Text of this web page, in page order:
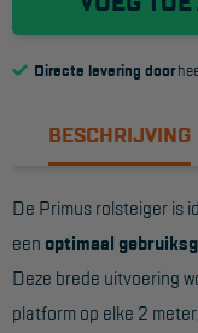
Reddingsmiddelen
CombiDeals
MAATWERK
VERHUUR
Directe levering door
BESCHRIJVING
De Primus rolsteiger is
een optimaal
Deze brede uitvoering
platform op elke 2